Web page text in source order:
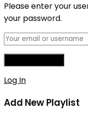
Please enter your
your password.
Log In
Add New Playlist